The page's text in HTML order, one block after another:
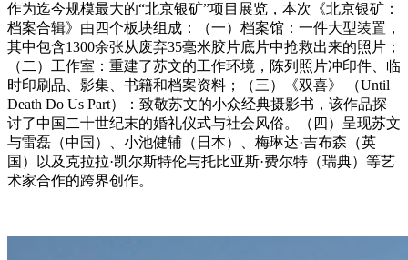
作为迄今规模最大的“北京银矿”项目展览，本次《北京银矿：
档案合辑》由四个板块组成：（一）档案馆：一件大型装置，
其中包含1300余张从废弃35毫米胶片底片中抢救出来的照片；
（二）工作室：重建了苏文的工作环境，陈列照片冲印件、临
时印刷品、影集、书籍和档案资料；（三）《双喜》 （Until
Death Do Us Part）：致敬苏文的小众经典摄影书，该作品探
讨了中国二十世纪末的婚礼仪式与社会风俗。（四）呈现苏文
与雷磊（中国）、小池健辅（日本）、梅琳达·吉布森（英
国）以及克拉拉·凯尔斯特伦与托比亚斯·费尔特（瑞典）等艺
术家合作的跨界创作。